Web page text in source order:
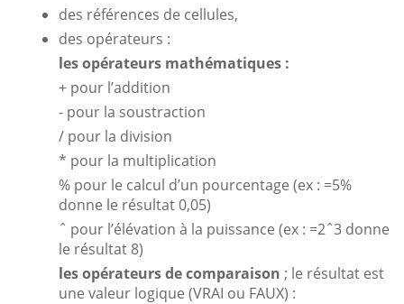
des références de cellules,
des opérateurs :
les opérateurs mathématiques :
+ pour l’addition
- pour la soustraction
/ pour la division
* pour la multiplication
% pour le calcul d’un pourcentage (ex : =5%
donne le résultat 0,05)
ˆ pour l’élévation à la puissance (ex : =2ˆ3 donne
le résultat 8)
les opérateurs de comparaison ; le résultat est
une valeur logique (VRAI ou FAUX) :